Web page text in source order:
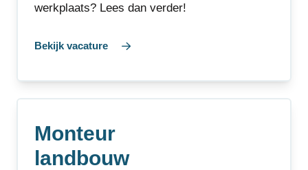
werkplaats? Lees dan verder!
Bekijk vacature
Monteur
landbouw